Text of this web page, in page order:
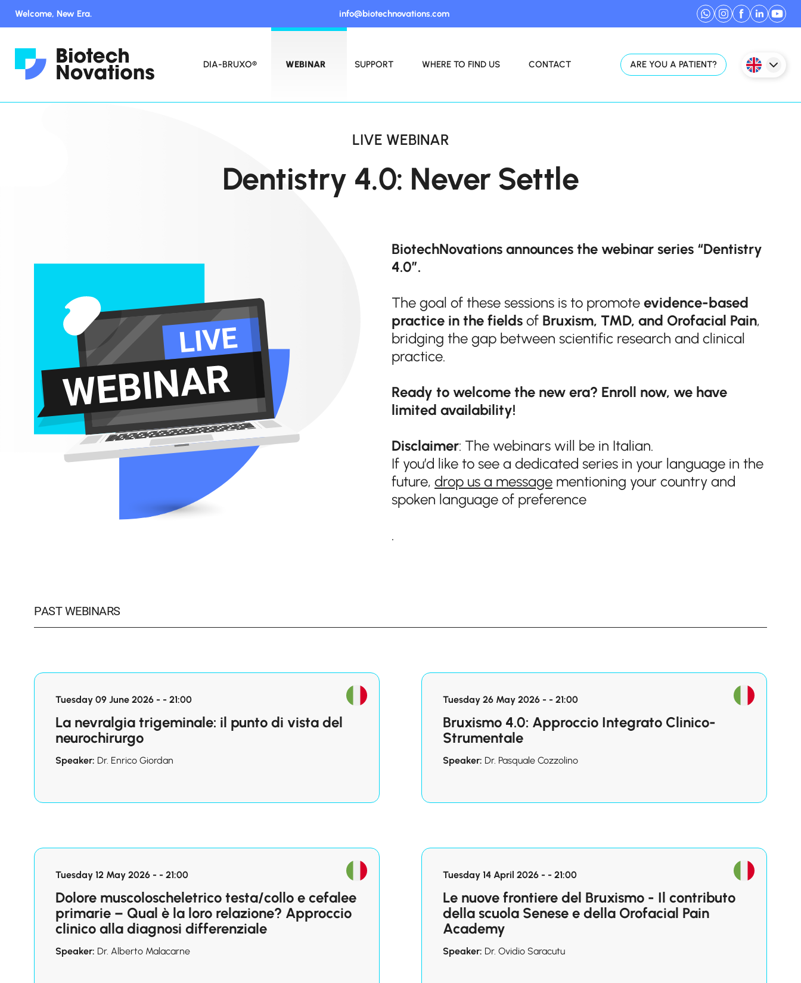
Welcome, New Era. info@biotechnovations.com
DIA-BRUXO® WEBINAR SUPPORT WHERE TO FIND US CONTACT ARE YOU A PATIENT?
LIVE WEBINAR
Dentistry 4.0: Never Settle
BiotechNovations announces the webinar series “Dentistry
4.0”.
The goal of these sessions is to promote evidence-based
practice in the fields of Bruxism, TMD, and Orofacial Pain,
bridging the gap between scientific research and clinical
practice.
Ready to welcome the new era? Enroll now, we have
limited availability!
Disclaimer: The webinars will be in Italian.
If you’d like to see a dedicated series in your language in the
future, drop us a message mentioning your country and
spoken language of preference
.
PAST WEBINARS
Tuesday 09 June 2026 - - 21:00
La nevralgia trigeminale: il punto di vista del
neurochirurgo
Speaker: Dr. Enrico Giordan
Tuesday 26 May 2026 - - 21:00
Bruxismo 4.0: Approccio Integrato Clinico-
Strumentale
Speaker: Dr. Pasquale Cozzolino
Tuesday 12 May 2026 - - 21:00
Dolore muscoloscheletrico testa/collo e cefalee
primarie – Qual è la loro relazione? Approccio
clinico alla diagnosi differenziale
Speaker: Dr. Alberto Malacarne
Tuesday 14 April 2026 - - 21:00
Le nuove frontiere del Bruxismo - Il contributo
della scuola Senese e della Orofacial Pain
Academy
Speaker: Dr. Ovidio Saracutu